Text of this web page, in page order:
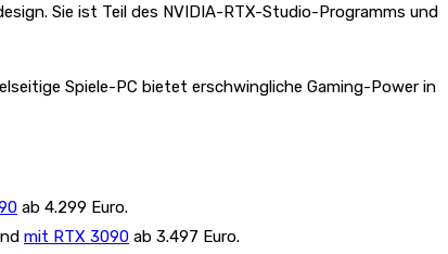
Sie ist Teil des NVIDIA-RTX-Studio-Programms und
Spiele-PC bietet erschwingliche Gaming-Power in
ab 4.299 Euro.
mit RTX 3090 ab 3.497 Euro.